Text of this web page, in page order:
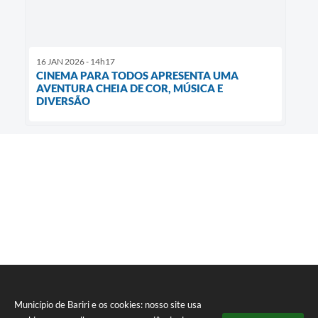
Município de Bariri e os cookies: nosso site usa
16 JAN 2026 - 14h17
CINEMA PARA TODOS APRESENTA UMA
AVENTURA CHEIA DE COR, MÚSICA E
DIVERSÃO